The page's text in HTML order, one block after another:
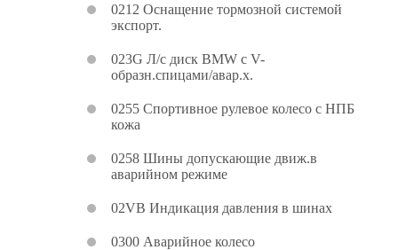
0212 Оснащение тормозной системой
экспорт.
023G Л/c диск BMW с V-
образн.спицами/авар.х.
0255 Спортивное рулевое колесо с НПБ
кожа
0258 Шины допускающие движ.в
аварийном режиме
02VB Индикация давления в шинах
0300 Аварийное колесо